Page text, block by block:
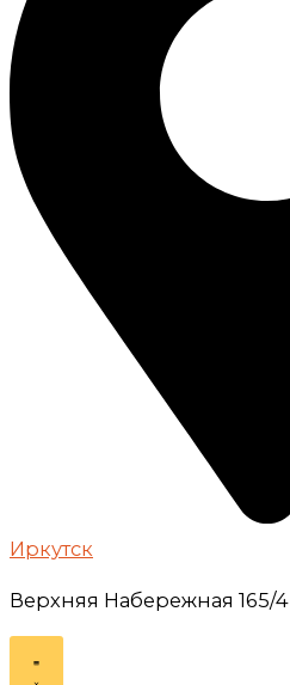
Иркутск
Верхняя Набережная 165/4